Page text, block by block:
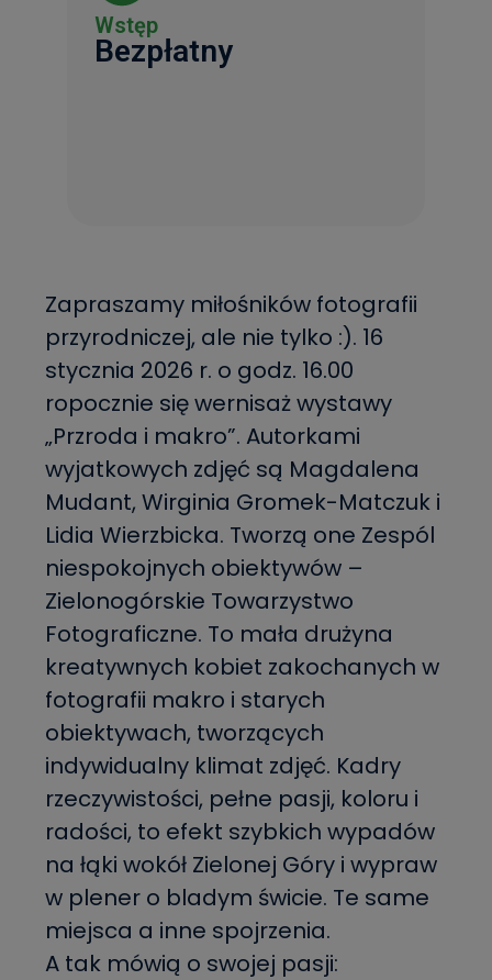
Wstęp
Bezpłatny
Zapraszamy miłośników fotografii
przyrodniczej, ale nie tylko :). 16
stycznia 2026 r. o godz. 16.00
ropocznie się wernisaż wystawy
„Przroda i makro”. Autorkami
wyjatkowych zdjęć są Magdalena
Mudant, Wirginia Gromek-Matczuk i
Lidia Wierzbicka. Tworzą one Zespól
niespokojnych obiektywów –
Zielonogórskie Towarzystwo
Fotograficzne. To mała drużyna
kreatywnych kobiet zakochanych w
fotografii makro i starych
obiektywach, tworzących
indywidualny klimat zdjęć. Kadry
rzeczywistości, pełne pasji, koloru i
radości, to efekt szybkich wypadów
na łąki wokół Zielonej Góry i wypraw
w plener o bladym świcie. Te same
miejsca a inne spojrzenia.
A tak mówią o swojej pasji: